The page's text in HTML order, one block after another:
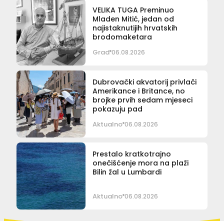
VELIKA TUGA Preminuo
Mladen Mitić, jedan od
najistaknutijih hrvatskih
brodomaketara
Grad 06.08.2026
Dubrovački akvatorij privlači
Amerikance i Britance, no
brojke prvih sedam mjeseci
pokazuju pad
Aktualno 06.08.2026
Prestalo kratkotrajno
onečišćenje mora na plaži
Bilin žal u Lumbardi
Aktualno 06.08.2026